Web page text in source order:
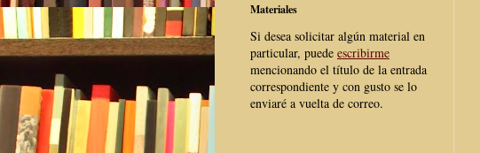
Materiales
Si desea solicitar algún material en
particular, puede escribirme
mencionando el título de la entrada
correspondiente y con gusto se lo
enviaré a vuelta de correo.